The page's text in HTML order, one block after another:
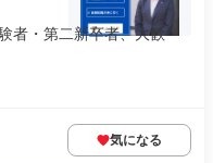
者・第二新卒者、大歓
気になる